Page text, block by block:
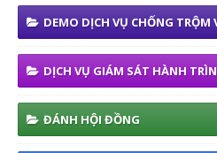
DEMO DỊCH VỤ CHỐNG TRỘM
DỊCH VỤ GIÁM SÁT HÀNH
ĐÁNH HỘI ĐỒNG